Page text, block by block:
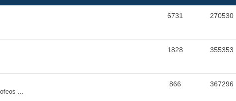
6731 270530
1828 355353
...
866 367296